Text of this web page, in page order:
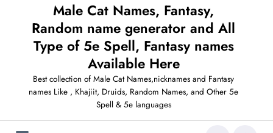
Male Cat Names, Fantasy,
Random name generator and All
Type of 5e Spell, Fantasy names
Available Here
Best collection of Male Cat Names,nicknames and Fantasy
names Like , Khajiit, Druids, Random Names, and Other 5e
Spell & 5e languages